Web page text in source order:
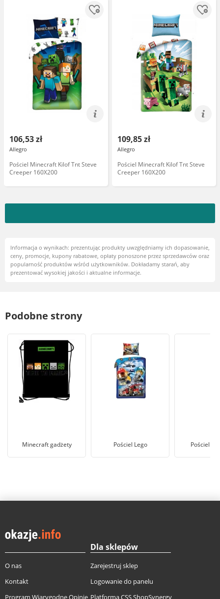
106,53 zł
Allegro
Pościel Minecraft Kilof Tnt Steve
Creeper 160X200
109,85 zł
Allegro
Pościel Minecraft Kilof Tnt Steve
Creeper 160X200
Informacja o wynikach: prezentując produkty uwzględniamy ich dopasowanie,
ceny, promocje, kupony rabatowe, opłaty ponoszone przez sprzedawców oraz
popularność produktów wśród użytkowników. Dokładamy starań, aby
prezentować wysokiej jakości i aktualne informacje.
Podobne strony
Minecraft gadżety Pościel Lego Pościel
O nas
Kontakt
Program Wiarygodne Opinie
Dla sklepów
Zarejestruj sklep
Logowanie do panelu
Platforma CSS ShopSynergy